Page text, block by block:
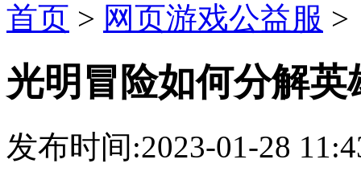
首页 > 网页游戏公益服 >
光明冒险如何分解
发布时间:2023-01-28